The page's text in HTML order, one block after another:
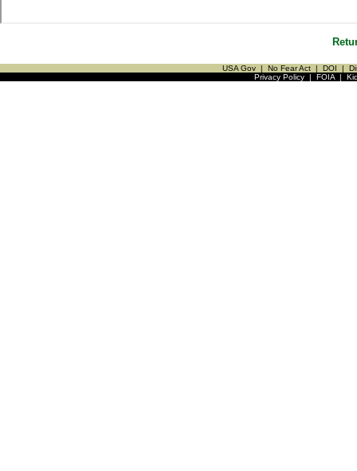
USA Gov | No Fear Act | DOI |
Privacy Policy| FOIA|